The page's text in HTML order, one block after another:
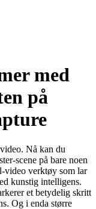
med
på
Nå kan du
scene på bare noen
video verktøy som lar
kunstig intelligens.
et betydelig skritt
Og i enda større